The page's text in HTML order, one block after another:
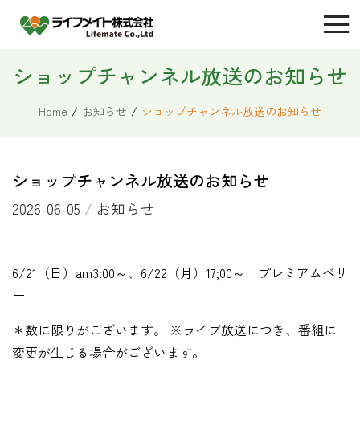
ショップチャンネル放送のお知らせ
Home / お知らせ / ショップチャンネル放送のお知らせ
ショップチャンネル放送のお知らせ
2026-06-05 / お知らせ
6/21（日）am3:00～、6/22（月）17;00～ プレミアムベリ
ー
＊数に限りがございます。 ※ライブ放送につき、番組に
変更が生じる場合がございます。